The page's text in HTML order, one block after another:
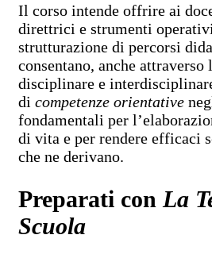
Il corso intende offrire ai
direttrici e strumenti
strutturazione di percorsi
consentano, anche attraverso
disciplinare e
di competenze orientative
fondamentali per
di vita e per rendere efficaci
che ne derivano.
Preparati con La
Scuola